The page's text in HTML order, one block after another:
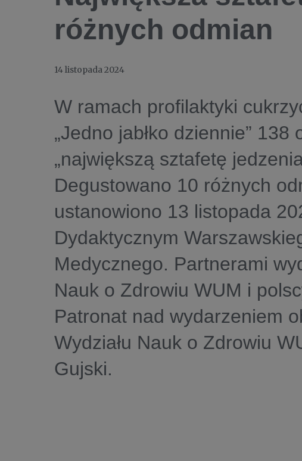
różnych odmian
14 listopada 2024
W ramach profilaktyki
„Jedno jabłko dziennie” 138
„największą sztafetę jedzenia
Degustowano 10 różnych
ustanowiono 13 listopada
Dydaktycznym
Medycznego. Partnerami
Nauk o Zdrowiu WUM i
Patronat nad wydarzeniem
Wydziału Nauk o Zdrowiu
Gujski.